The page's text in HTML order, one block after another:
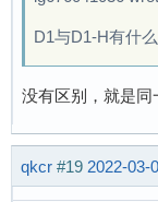
D1与D1-H有什
没有区别，就是同
qkcr #19 2022-03-